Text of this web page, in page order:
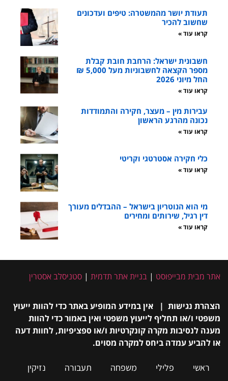
תעודת יושר מהמשטרה: טיפים ועדכונים
שחשוב להכיר
קראו עוד »
חשבונית ישראל: הרחבת חובת קבלת
מספר הקצאה לחשבוניות מעל 5,000 ₪
החל מיוני 2026
קראו עוד »
עבירות מין – מעצר, חקירה והתמודדות
נכונה מהרגע הראשון
קראו עוד »
כלי חקירה אסטרטגי וקריטי
קראו עוד »
מי הוא הנוטריון בישראל – ההבדלים מעורך
דין רגיל, שירותים ומחירים
קראו עוד »
אתר מבית מבייפוסט | בניית אתר תדמית | סטניסלב אסטרין
הצהרת נגישות | אין במידע המופיע באתר כדי להוות ייעוץ
משפטי ו/או תחליף לייעוץ משפטי ואין באמור כדי להוות
מענה לנסיבות מקרה קונקרטיות ו/או ספציפיות, לחוות דעה
או להביע עמדה ביחס למקרה מסוים.
ראשי פלילי משפחה תעבורה נזיקין